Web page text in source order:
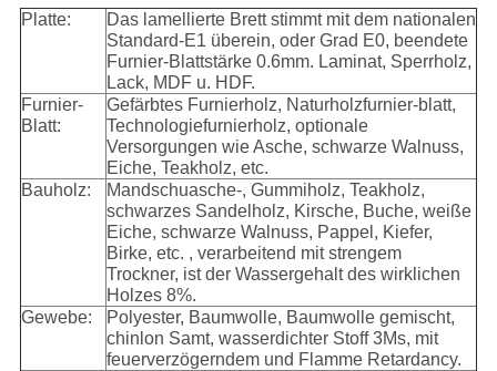
Platte:
Das lamellierte Brett stimmt mit dem nationalen
Standard-E1 überein, oder Grad E0, beendete
Furnier-Blattstärke 0.6mm. Laminat, Sperrholz,
Lack, MDF u. HDF.
Furnier-
Blatt:
Gefärbtes Furnierholz, Naturholzfurnier-blatt,
Technologiefurnierholz, optionale
Versorgungen wie Asche, schwarze Walnuss,
Eiche, Teakholz, etc.
Bauholz:
Mandschuasche-, Gummiholz, Teakholz,
schwarzes Sandelholz, Kirsche, Buche, weiße
Eiche, schwarze Walnuss, Pappel, Kiefer,
Birke, etc. , verarbeitend mit strengem
Trockner, ist der Wassergehalt des wirklichen
Holzes 8%.
Gewebe:
Polyester, Baumwolle, Baumwolle gemischt,
chinlon Samt, wasserdichter Stoff 3Ms, mit
feuerverzögerndem und Flamme Retardancy.